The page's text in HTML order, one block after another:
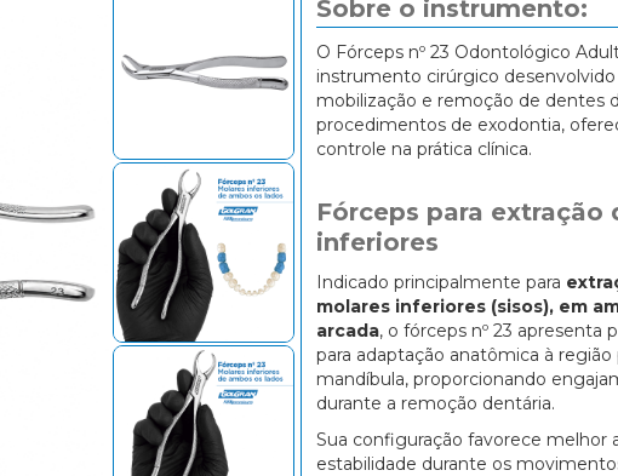
Sobre o instrumento:
O Fórceps nº 23 Odontológico
instrumento cirúrgico desenvolvido
mobilização e remoção de dentes
procedimentos de exodontia,
controle na prática clínica.
Fórceps para extração
inferiores
Indicado principalmente para
molares inferiores (sisos), em
arcada, o fórceps nº 23 apresenta
para adaptação anatômica à região
mandíbula, proporcionando
durante a remoção dentária.
Sua configuração favorece melhor
estabilidade durante os